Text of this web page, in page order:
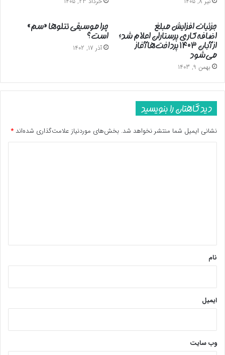
جزئیات افزایش مبلغ
اضافه‌کاری پرستاران اعلام شد؛
از آبان ۱۴۰۳ پرداخت‌ها آغاز
می‌شود
بهمن 9, 1403
چرا موسیقی تتلوها «سم»
است؟
آذر 17, 1402
دیدگاهتان را بنویسید
نشانی ایمیل شما منتشر نخواهد شد. بخش‌های موردنیاز علامت‌گذاری شده‌اند *
نام
ایمیل
وب‌ سایت